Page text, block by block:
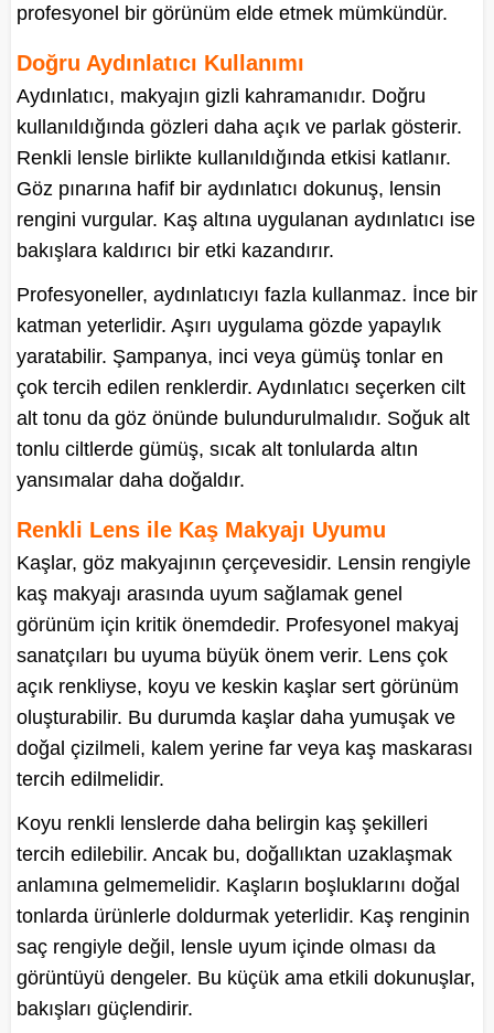
profesyonel bir görünüm elde etmek mümkündür.
Doğru Aydınlatıcı Kullanımı
Aydınlatıcı, makyajın gizli kahramanıdır. Doğru
kullanıldığında gözleri daha açık ve parlak gösterir.
Renkli lensle birlikte kullanıldığında etkisi katlanır.
Göz pınarına hafif bir aydınlatıcı dokunuş, lensin
rengini vurgular. Kaş altına uygulanan aydınlatıcı ise
bakışlara kaldırıcı bir etki kazandırır.
Profesyoneller, aydınlatıcıyı fazla kullanmaz. İnce bir
katman yeterlidir. Aşırı uygulama gözde yapaylık
yaratabilir. Şampanya, inci veya gümüş tonlar en
çok tercih edilen renklerdir. Aydınlatıcı seçerken cilt
alt tonu da göz önünde bulundurulmalıdır. Soğuk alt
tonlu ciltlerde gümüş, sıcak alt tonlularda altın
yansımalar daha doğaldır.
Renkli Lens ile Kaş Makyajı Uyumu
Kaşlar, göz makyajının çerçevesidir. Lensin rengiyle
kaş makyajı arasında uyum sağlamak genel
görünüm için kritik önemdedir. Profesyonel makyaj
sanatçıları bu uyuma büyük önem verir. Lens çok
açık renkliyse, koyu ve keskin kaşlar sert görünüm
oluşturabilir. Bu durumda kaşlar daha yumuşak ve
doğal çizilmeli, kalem yerine far veya kaş maskarası
tercih edilmelidir.
Koyu renkli lenslerde daha belirgin kaş şekilleri
tercih edilebilir. Ancak bu, doğallıktan uzaklaşmak
anlamına gelmemelidir. Kaşların boşluklarını doğal
tonlarda ürünlerle doldurmak yeterlidir. Kaş renginin
saç rengiyle değil, lensle uyum içinde olması da
görüntüyü dengeler. Bu küçük ama etkili dokunuşlar,
bakışları güçlendirir.